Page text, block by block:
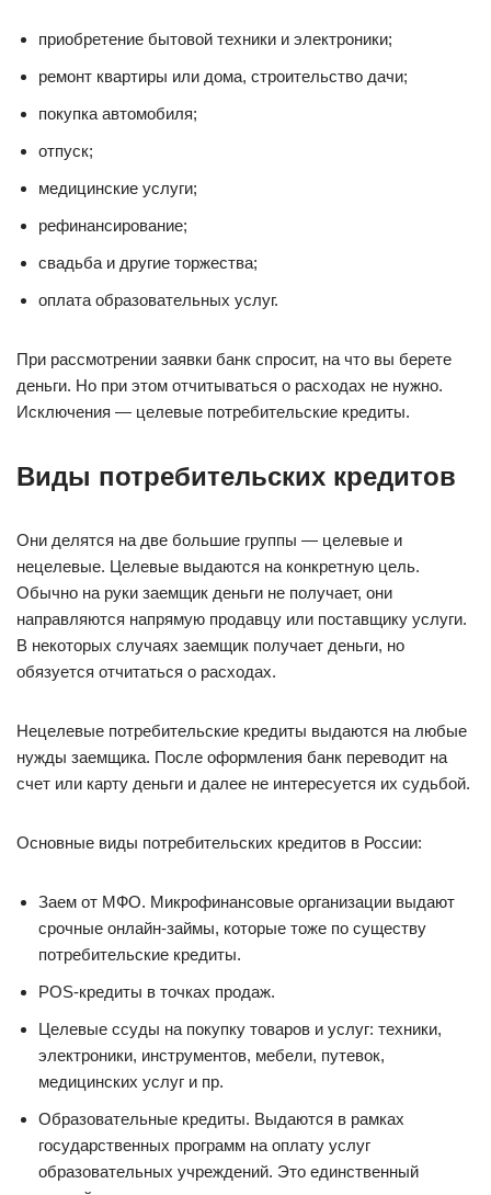
приобретение бытовой техники и электроники;
ремонт квартиры или дома, строительство дачи;
покупка автомобиля;
отпуск;
медицинские услуги;
рефинансирование;
свадьба и другие торжества;
оплата образовательных услуг.
При рассмотрении заявки банк спросит, на что вы берете
деньги. Но при этом отчитываться о расходах не нужно.
Исключения — целевые потребительские кредиты.
Виды потребительских кредитов
Они делятся на две большие группы — целевые и
нецелевые. Целевые выдаются на конкретную цель.
Обычно на руки заемщик деньги не получает, они
направляются напрямую продавцу или поставщику услуги.
В некоторых случаях заемщик получает деньги, но
обязуется отчитаться о расходах.
Нецелевые потребительские кредиты выдаются на любые
нужды заемщика. После оформления банк переводит на
счет или карту деньги и далее не интересуется их судьбой.
Основные виды потребительских кредитов в России:
Заем от МФО. Микрофинансовые организации выдают
срочные онлайн-займы, которые тоже по существу
потребительские кредиты.
POS-кредиты в точках продаж.
Целевые ссуды на покупку товаров и услуг: техники,
электроники, инструментов, мебели, путевок,
медицинских услуг и пр.
Образовательные кредиты. Выдаются в рамках
государственных программ на оплату услуг
образовательных учреждений. Это единственный